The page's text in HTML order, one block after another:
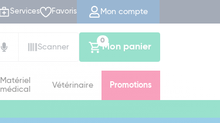
Services Favoris Mon compte
Scanner
Mon panier
0
Matériel
médical
Vétérinaire Promotions